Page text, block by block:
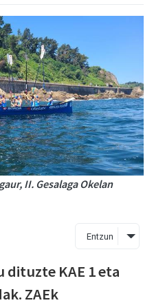
II. Gesalaga Okelan
Entzun
KAE 1 eta
ZAEk